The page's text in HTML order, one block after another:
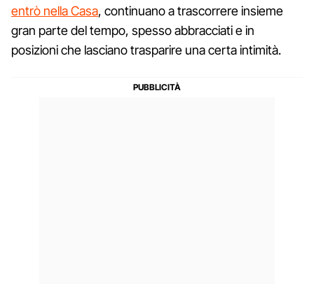
entrò nella Casa, continuano a trascorrere insieme
gran parte del tempo, spesso abbracciati e in
posizioni che lasciano trasparire una certa intimità.